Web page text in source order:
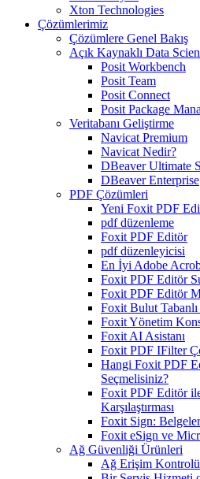
Xton Technologies
Çözümlerimiz
Çözümlere Genel Bakış
Açık Kaynaklı Data
Posit Workbench
Posit Team
Posit Connect
Posit Package
Veritabanı Geliştirme
Navicat Premium
Navicat Nedir?
DBeaver Ultimate
DBeaver Enterprise
PDF Çözümleri
Yeni Foxit PDF
pdf düzenleme
Foxit PDF Editör
pdf düzenleyicisi
En İyi Adobe
Foxit PDF Editör
Foxit PDF Editör
Foxit Bulut
Foxit Yönetim
Foxit AI Asistanı
Foxit PDF IFilter
Hangi Foxit PDF
Seçmelisiniz?
Foxit PDF Editör
Karşılaştırması
Foxit Sign:
Foxit eSign ve
Ağ Güvenliği Ürünleri
Ağ Erişim